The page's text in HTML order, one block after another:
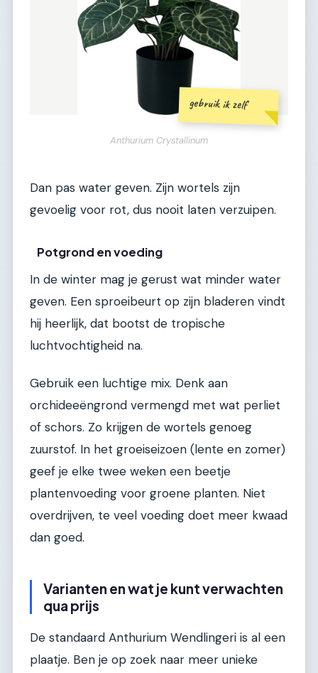
gebruik ik zelf
Anthurium Crystallinum
Dan pas water geven. Zijn wortels zijn
gevoelig voor rot, dus nooit laten verzuipen.
Potgrond en voeding
In de winter mag je gerust wat minder water
geven. Een sproeibeurt op zijn bladeren vindt
hij heerlijk, dat bootst de tropische
luchtvochtigheid na.
Gebruik een luchtige mix. Denk aan
orchideeëngrond vermengd met wat perliet
of schors. Zo krijgen de wortels genoeg
zuurstof. In het groeiseizoen (lente en zomer)
geef je elke twee weken een beetje
plantenvoeding voor groene planten. Niet
overdrijven, te veel voeding doet meer kwaad
dan goed.
Varianten en wat je kunt verwachten
qua prijs
De standaard Anthurium Wendlingeri is al een
plaatje. Ben je op zoek naar meer unieke